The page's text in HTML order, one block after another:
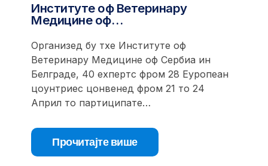
Институте оф Ветеринарy
Медицине оф…
Организед бy тхе Институте оф
Ветеринарy Медицине оф Сербиа ин
Белграде, 40 еxпертс фром 28 Еуропеан
цоунтриес цонвенед фром 21 то 24
Април то партиципате…
Прочитајте више